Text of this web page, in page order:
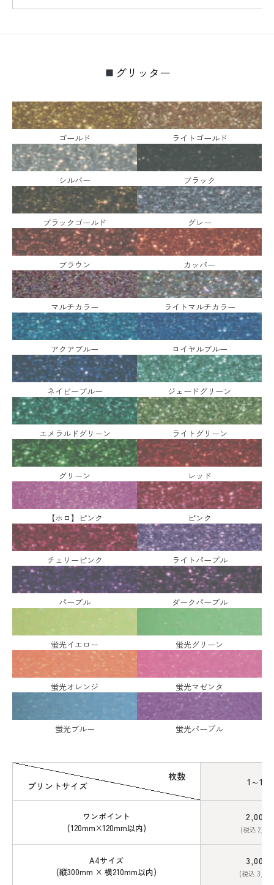
グリッター
ゴールド ライトゴールド
シルバー ブラック
ブラックゴールド グレー
ブラウン カッパー
マルチカラー ライトマルチカラー
アクアブルー ロイヤルブルー
ネイビーブルー ジェードグリーン
エメラルドグリーン ライトグリーン
グリーン レッド
【ホロ】ピンク ピンク
チェリーピンク ライトパープル
パープル ダークパープル
蛍光イエロー 蛍光グリーン
蛍光オレンジ 蛍光マゼンタ
蛍光ブルー 蛍光パープル
枚数
プリントサイズ
1～12
ワンポイント
(120mm×120mm以内)
2,000
(税込
A4サイズ
(縦300mm × 横210mm以内)
3,000
(税込